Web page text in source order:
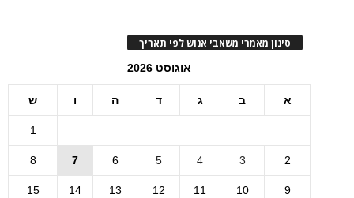
סינון מאמרי משאבי אנוש לפי תאריך
אוגוסט 2026
א ב ג ד ה ו ש
1
2
3
4
5
6
7
8
9
10
11
12
13
14
15